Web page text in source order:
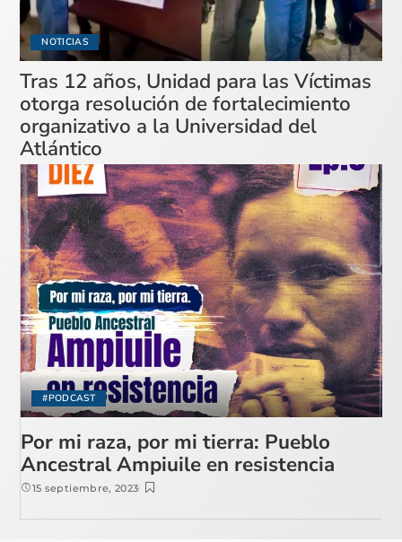
NOTICIAS
Tras 12 años, Unidad para las Víctimas
otorga resolución de fortalecimiento
organizativo a la Universidad del
Atlántico
#PODCAST
Por mi raza, por mi tierra: Pueblo
Ancestral Ampiuile en resistencia
15 septiembre, 2023